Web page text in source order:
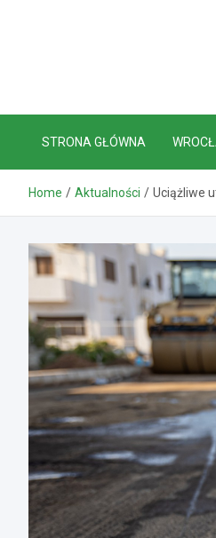
STRONA GŁÓWNA
Home Aktualności Uciążliwe